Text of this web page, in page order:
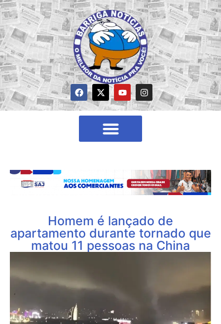
Homem é lançado de
apartamento durante tornado que
matou 11 pessoas na China